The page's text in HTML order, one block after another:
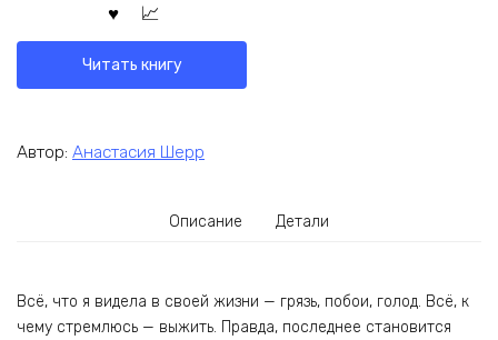
Читать книгу
Автор: Анастасия Шерр
Описание Детали
Всё, что я видела в своей жизни — грязь, побои, голод. Всё, к
чему стремлюсь — выжить. Правда, последнее становится